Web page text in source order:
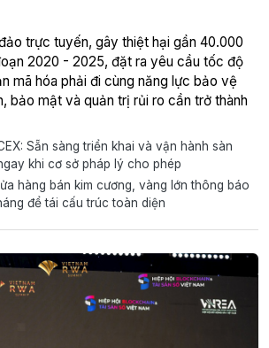
2020 - 2025, đặt ra yêu cầu tốc độ
mã hóa phải đi cùng năng lực bảo vệ
bảo mật và quản trị rủi ro cần trở thành
Sẵn sàng triển khai và vận hành sàn
khi cơ sở pháp lý cho phép
hàng bán kim cương, vàng lớn thông báo
để tái cấu trúc toàn diện